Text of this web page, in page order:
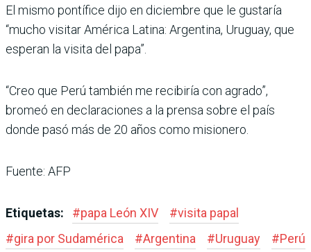
El mismo pontífice dijo en diciembre que le gustaría
“mucho visitar América Latina: Argentina, Uruguay, que
esperan la visita del papa”.
“Creo que Perú también me recibiría con agrado”,
bromeó en declaraciones a la prensa sobre el país
donde pasó más de 20 años como misionero.
Fuente: AFP
Etiquetas: #papa León XIV #visita papal
#gira por Sudamérica #Argentina #Uruguay #Perú